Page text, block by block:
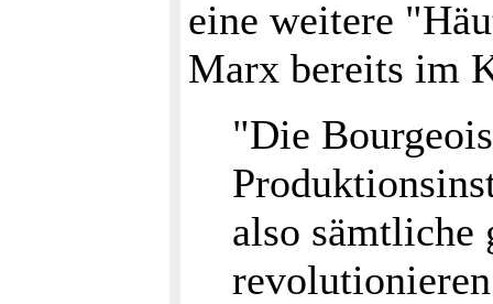
eine weitere
Marx bereits im
"Die
also sämtliche